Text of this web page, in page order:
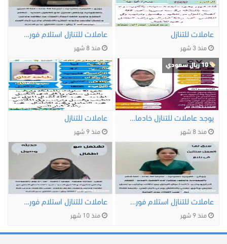
عاملات للتنازل
منذ 3 شهر
عاملات للتنازل استلام فورى مكتب اجياد …
منذ 8 شهر
10 ريال سعودي
يوجد عاملات للتنازل خادمات نقل كفالة
منذ 8 شهر
عاملات للتنازل
منذ 9 شهر
عاملات للتنازل استلام فورى مكتب اجياد …
منذ 9 شهر
عاملات للتنازل استلام فورى مكتب اجياد …
منذ 10 شهر